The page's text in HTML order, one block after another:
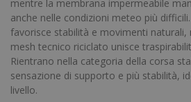
mentre la membrana impermeabile
anche nelle condizioni meteo più
favorisce stabilità e movimenti
mesh tecnico riciclato unisce
Rientrano nella categoria della corsa
sensazione di supporto e più stabilità,
livello.